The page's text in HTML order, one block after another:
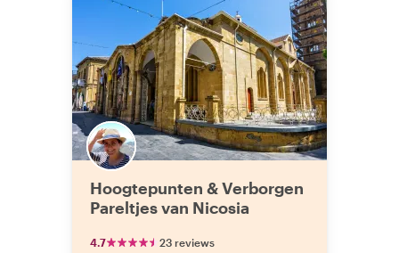
Hoogtepunten & Verborgen
Pareltjes van Nicosia
4.7 23 reviews